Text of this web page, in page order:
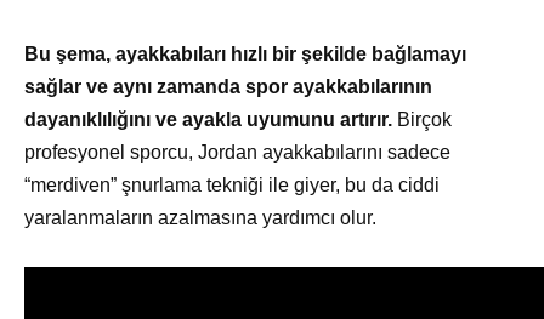
Bu şema, ayakkabıları hızlı bir şekilde bağlamayı
sağlar ve aynı zamanda spor ayakkabılarının
dayanıklılığını ve ayakla uyumunu artırır. Birçok
profesyonel sporcu, Jordan ayakkabılarını sadece
“merdiven” şnurlama tekniği ile giyer, bu da ciddi
yaralanmaların azalmasına yardımcı olur.